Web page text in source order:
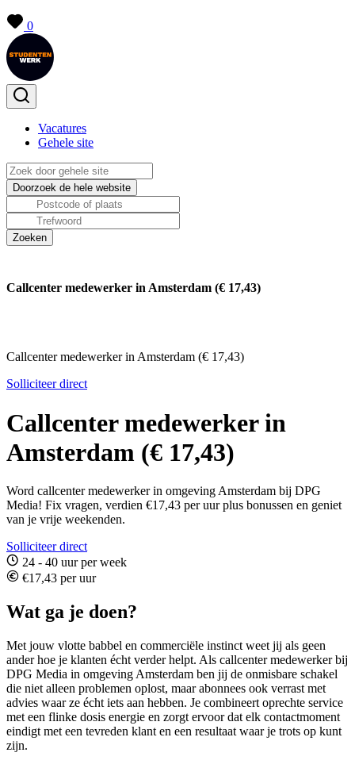
0
Vacatures
Gehele site
Callcenter medewerker in Amsterdam (€ 17,43)
Callcenter medewerker in Amsterdam (€ 17,43)
Solliciteer direct
Callcenter medewerker in
Amsterdam (€ 17,43)
Word callcenter medewerker in omgeving Amsterdam bij DPG
Media! Fix vragen, verdien €17,43 per uur plus bonussen en geniet
van je vrije weekenden.
Solliciteer direct
24 - 40 uur per week
€17,43 per uur
Wat ga je doen?
Met jouw vlotte babbel en commerciële instinct weet jij als geen
ander hoe je klanten écht verder helpt. Als callcenter medewerker bij
DPG Media in omgeving Amsterdam ben jij de onmisbare schakel
die niet alleen problemen oplost, maar abonnees ook verrast met
advies waar ze écht iets aan hebben. Je combineert oprechte service
met een flinke dosis energie en zorgt ervoor dat elk contactmoment
eindigt met een tevreden klant en een resultaat waar je trots op kunt
zijn.